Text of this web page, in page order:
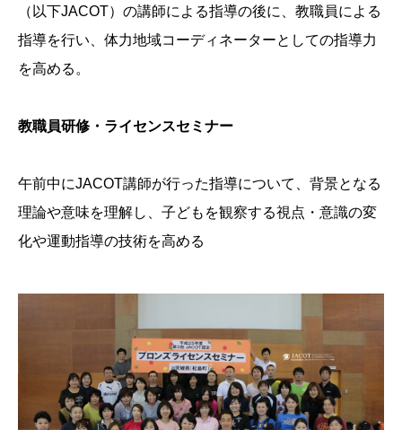
（以下JACOT）の講師による指導の後に、教職員による
指導を行い、体力地域コーディネーターとしての指導力
を高める。
教職員研修・ライセンスセミナー
午前中にJACOT講師が行った指導について、背景となる
理論や意味を理解し、子どもを観察する視点・意識の変
化や運動指導の技術を高める